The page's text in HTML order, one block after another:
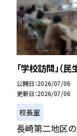
「学校訪問」（
公開日 2026/07/06
更新日 2026/07/06
校長室
長崎第二地区